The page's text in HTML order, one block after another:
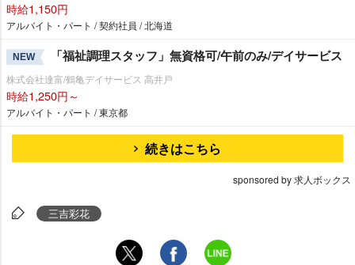
時給1,150円
アルバイト・パート / 契約社員 / 北海道
NEW 「福祉調理スタッフ」無資格可/午前のみ/デイサービス
株式会社達富/鶴亀デイサービス 高井戸
時給1,250円～
アルバイト・パート / 東京都
続きはこちら
sponsored by 求人ボックス
三吉彩花